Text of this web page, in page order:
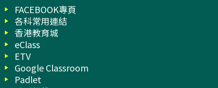
FACEBOOK專頁
各科常用連結
香港教育城
eClass
ETV
Google Classroom
Padlet